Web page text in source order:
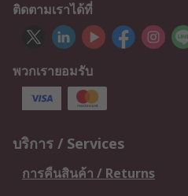
ติดตามเราได้ที่
พวกเรายอมรับ
บริการ / Services
การคืนสินค้า / Returns